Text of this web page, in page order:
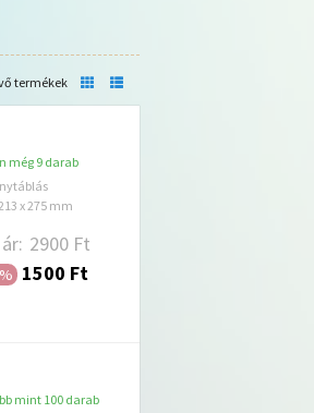
termékek
még 9 darab
x 275 mm
2900 Ft
1500 Ft
mint 100 darab